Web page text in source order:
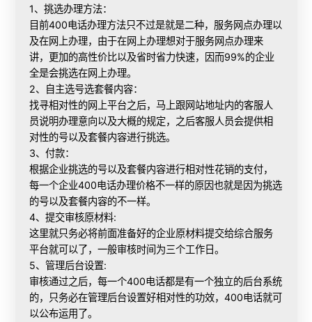
1、挑选办理方法：
目前400电话办理方法只不过是就是二种，服务网点办理以
及在网上办理，由于在网上办理想对于服务网点办理来
讲，更加的高性价比以及省时省力快速，因而99%的企业
全是会挑选在网上办理。
2、自主选号选套餐内容：
找寻相对性的网上平台之后，马上跟网站地址内的客服人
员说明办理意向以及大概的规定，之后客服人员会提供相
对性的号以及套餐内容进行挑选。
3、付款：
根据企业挑选的号以及套餐内容进行相对性花销的支付，
每一个企业400电话办理价格不一样的原因也就是因为挑选
的号以及套餐内容的不一样。
4、提交审核原材料:
这里就只务必将前面准备好的企业原材料提交给综合服务
平台就可以了，一般审核时间为三个工作日。
5、管理后台设置:
审核通过之后，每一个400电话都是有一个独立的后台系统
的，只务必在管理后台设置好相对性的功效，400电话就可
以公布运用了。